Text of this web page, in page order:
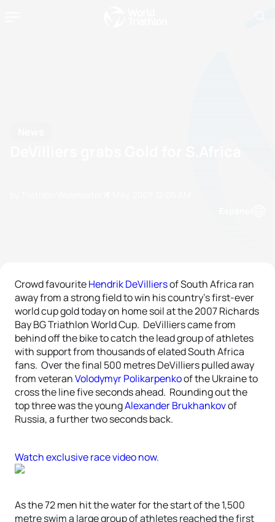
Crowd favouriteHendrik DeVilliersof South Africa ran
away from a strong field to win his country’s first-ever
world cup gold today on home soil at the 2007 Richards
Bay BG Triathlon World Cup. DeVilliers came from
behind off the bike to catch the lead group of athletes
with support from thousands of elated South Africa
fans. Over the final 500 metres DeVilliers pulled away
from veteranVolodymyr Polikarpenkoof the Ukraine to
cross the line five seconds ahead. Rounding out the
top three was the youngAlexander Brukhankovof
Russia, a further two seconds back.
Watch exclusive race video now.
As the 72 men hit the water for the start of the 1,500
metre swim a large group of athletes reached the first